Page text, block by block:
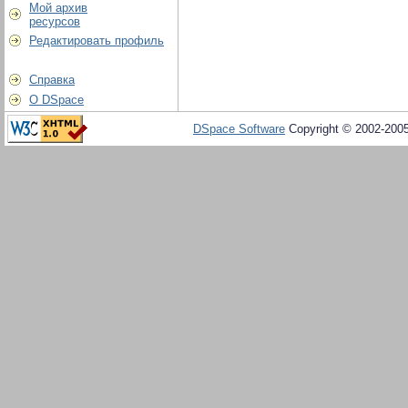
Мой архив
ресурсов
Редактировать профиль
Справка
О DSpace
DSpace Software Copyright © 2002-